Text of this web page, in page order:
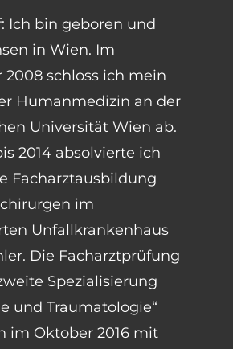
Ich bin geboren und
in Wien. Im
2008 schloss ich mein
Humanmedizin an der
Universität Wien ab.
2014 absolvierte ich
Facharztausbildung
im
Unfallkrankenhaus
Die Facharztprüfung
Spezialisierung
und Traumatologie“
im Oktober 2016 mit